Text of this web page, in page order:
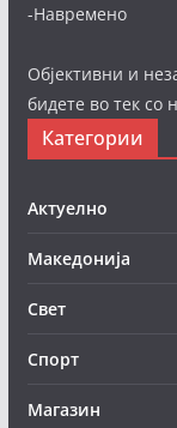
-Навремено
Објективни и
бидете во тек со
Категории
Актуелно
Македонија
Свет
Спорт
Магазин